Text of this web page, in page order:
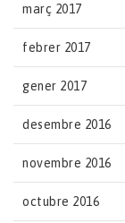
març 2017
febrer 2017
gener 2017
desembre 2016
novembre 2016
octubre 2016